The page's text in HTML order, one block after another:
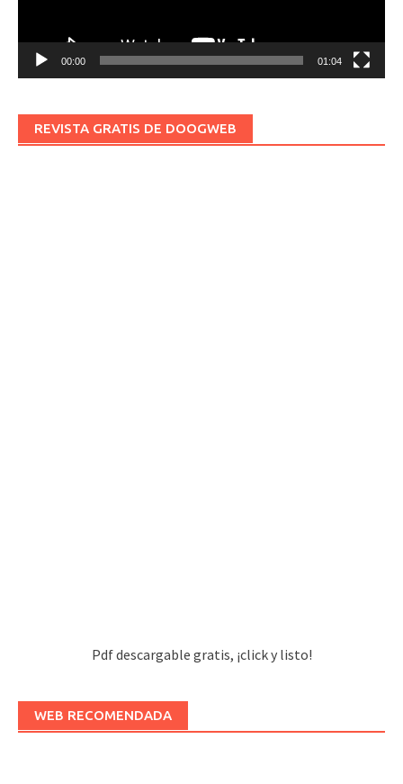
00:00 01:04
REVISTA GRATIS DE DOOGWEB
Pdf descargable gratis, ¡click y listo!
WEB RECOMENDADA